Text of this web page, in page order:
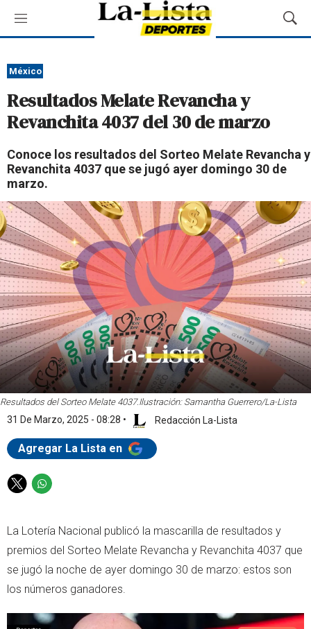
M
e
ú
M
o
s
e
d
a
México
Resultados Melate Revancha y
Revanchita 4037 del 30 de marzo
Conoce los resultados del Sorteo Melate Revancha y
Revanchita 4037 que se jugó ayer domingo 30 de
marzo.
Resultados del Sorteo Melate 4037.Ilustración: Samantha Guerrero/La-Lista
31 De Marzo, 2025 - 08:28 • Redacción La-Lista
Agregar La Lista en
T
t
t
e
r
W
t
s
a
p
p
La Lotería Nacional publicó la mascarilla de resultados y
premios del Sorteo Melate Revancha y Revanchita 4037 que
se jugó la noche de ayer domingo 30 de marzo: estos son
los números ganadores.